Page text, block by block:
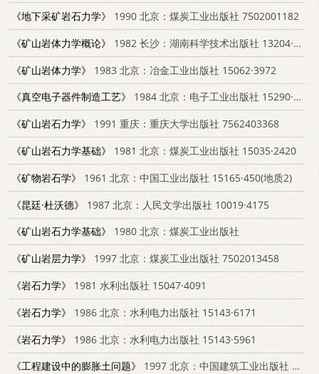
《地下采矿岩石力学》
1990 北京：煤炭工业出版社 7502001182
《矿山岩体力学概论》
1982 长沙：湖南科学技术出版社 13204·63
《矿山岩体力学》
1983 北京：冶金工业出版社 15062·3972
《真空电子器件制造工艺》
1984 北京：电子工业出版社 15290·48
《矿山岩石力学》
1991 重庆：重庆大学出版社 7562403368
《矿山岩石力学基础》
1981 北京：煤炭工业出版社 15035·2420
《矿物岩石学》
1961 北京：中国工业出版社 15165·450(地质2)
《昆廷·杜沃德》
1987 北京：人民文学出版社 10019·4175
《矿山岩石力学基础》
1980 北京：煤炭工业出版社
《矿山岩层力学》
1997 北京：煤炭工业出版社 7502013458
《岩石力学》
1981 水利出版社 15047·4091
《岩石力学》
1986 北京：水利电力出版社 15143·6171
《岩石力学》
1986 北京：水利电力出版社 15143·5961
《工程建设中的膨胀土问题》
1997 北京：中国建筑工业出版社 7112033837